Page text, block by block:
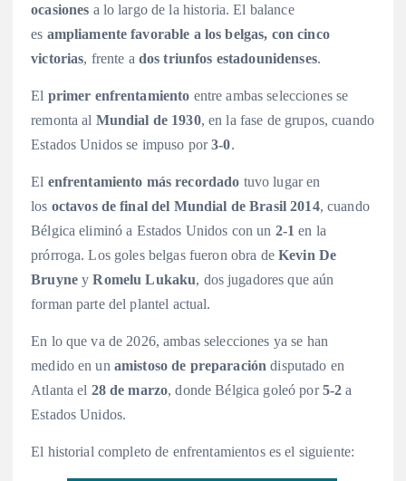
ocasiones a lo largo de la historia. El balance
es ampliamente favorable a los belgas, con cinco
victorias, frente a dos triunfos estadounidenses.
El primer enfrentamiento entre ambas selecciones se
remonta al Mundial de 1930, en la fase de grupos, cuando
Estados Unidos se impuso por3-0.
El enfrentamiento más recordado tuvo lugar en
los octavos de final del Mundial de Brasil 2014, cuando
Bélgica eliminó a Estados Unidos con un 2-1 en la
prórroga. Los goles belgas fueron obra de Kevin De
BruyneyRomelu Lukaku, dos jugadores que aún
forman parte del plantel actual.
En lo que va de 2026, ambas selecciones ya se han
medido en un amistoso de preparación disputado en
Atlanta el 28 de marzo, donde Bélgica goleó por5-2 a
Estados Unidos.
El historial completo de enfrentamientos es el siguiente: